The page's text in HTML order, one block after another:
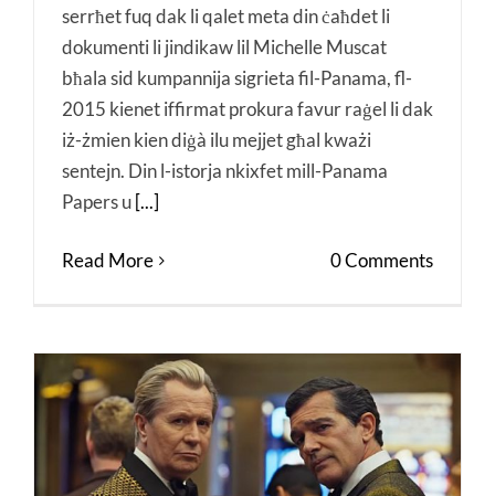
serrħet fuq dak li qalet meta din ċaħdet li
dokumenti li jindikaw lil Michelle Muscat
bħala sid kumpannija sigrieta fil-Panama, fl-
2015 kienet iffirmat prokura favur raġel li dak
iż-żmien kien diġà ilu mejjet għal kważi
sentejn. Din l-istorja nkixfet mill-Panama
Papers u [...]
Read More 0 Comments